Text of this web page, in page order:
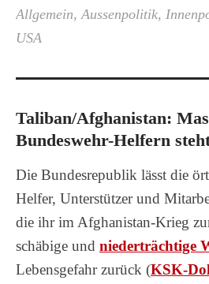
Allgemein,Aussenpolitik,
USA
Taliban/Afghanistan:
Bundeswehr-Helfern
Die Bundesrepublik lässt die
Helfer, Unterstützer und
die ihr im Afghanistan-Krieg
schäbige und niederträchtige
Lebensgefahr zurück (KSK-